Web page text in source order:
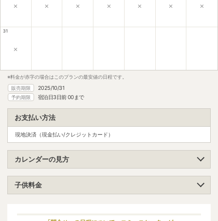
× × × × × × ×
31
×
※料金が赤字の場合はこのプランの最安値の日程です。
販売期限
2025/10/31
予約期限 宿泊日3日前 00まで
お支払い方法
現地決済（現金払い/クレジットカード）
カレンダーの見方
子供料金